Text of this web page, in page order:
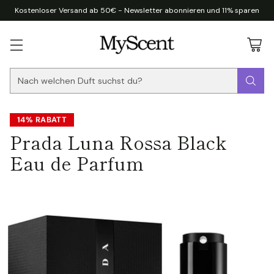
Nach welchen Duft suchst du?
Kostenloser Versand ab 50€ - Newsletter abonnieren und 11% sparen
14% RABATT
Prada Luna Rossa Black
Eau de Parfum